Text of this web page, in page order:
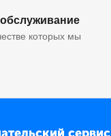
обслуживание
которых мы